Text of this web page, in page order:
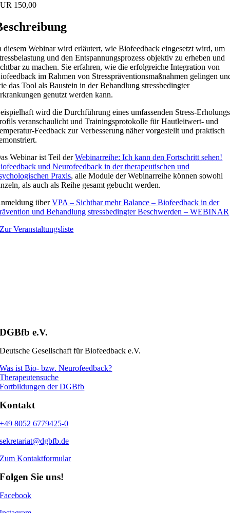
150,00
diesem Webinar wird erläutert, wie Biofeedback eingesetzt wird, um
und den Entspannungsprozess objektiv zu erheben und
zu machen. Sie erfahren, wie die erfolgreiche Integration von
im Rahmen von Stresspräventionsmaßnahmen gelingen
das Tool als Baustein in der Behandlung stressbedingter
genutzt werden kann.
wird die Durchführung eines umfassenden Stress-
veranschaulicht und Trainingsprotokolle für Hautleitwert- und
Feedback zur Verbesserung näher vorgestellt und praktisch
Webinar ist Teil derWebinarreihe: Ich kann den Fortschritt sehen!
und Neurofeedback in der therapeutischen und
Praxis, alle Module der Webinarreihe können sowohl
als auch als Reihe gesamt gebucht werden.
überVPA – Sichtbar mehr Balance – Biofeedback in der
und Behandlung stressbedingter Beschwerden – WEBINAR
Zur Veranstaltungsliste
DGBfb e.V.
Deutsche Gesellschaft für Biofeedback e.V.
Was ist Bio- bzw. Neurofeedback?
Therapeutensuche
Fortbildungen der DGBfb
Kontakt
+49 8052 6779425-0
sekretariat@dgbfb.de
Zum Kontaktformular
Folgen Sie uns!
Facebook